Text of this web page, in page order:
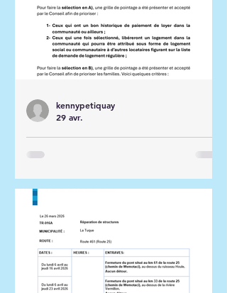
Avis Important - 28 Avril
2026
kennypetiquay
29 avr.